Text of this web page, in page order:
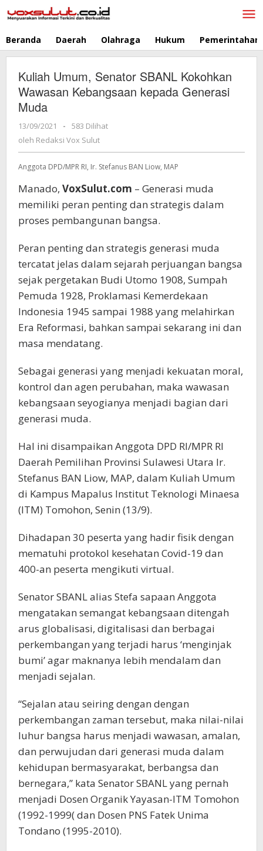
ke
Beranda Daerah Olahraga Hukum Pemerintahan
Kuliah Umum, Senator SBANL Kokohkan
Wawasan Kebangsaan kepada Generasi
Muda
13/09/2021
oleh
Redaksi
-
583 Dilihat
oleh Redaksi Vox Sulut
Anggota DPD/MPR RI, Ir. Stefanus BAN Liow, MAP
Manado, VoxSulut.com – Generasi muda
memiliki peran penting dan strategis dalam
proses pembangunan bangsa.
Peran penting dan strategis generasi muda
tercatat jelas dalam sejarah perjuangan bangsa
sejak pergetakan Budi Utomo 1908, Sumpah
Pemuda 1928, Proklamasi Kemerdekaan
Indonesia 1945 sampai 1988 yang melahirkan
Era Reformasi, bahkan sampai sekarang ini dan
masa mendatang.
Sebagai generasi yang menjadi kekuatan moral,
kontrol dan agen perubahan, maka wawasan
kebangsaan seyogianya menjadi bagian dari
generasi muda.
Hal ini disampaikan Anggota DPD RI/MPR RI
Daerah Pemilihan Provinsi Sulawesi Utara Ir.
Stefanus BAN Liow, MAP, dalam Kuliah Umum
di Kampus Mapalus Institut Teknologi Minaesa
(ITM) Tomohon, Senin (13/9).
Dihadapan 30 peserta yang hadir fisik dengan
mematuhi protokol kesehatan Covid-19 dan
400-an peserta mengikuti virtual.
Senator SBANL alias Stefa sapaan Anggota
mengatakan semangat kebangsaan ditengah
arus globalisasi, digitalisasi dan berbagai
perkembangan yang terjadi harus ‘menginjak
bumi’ agar maknanya lebih mendalam dan
menjadi sejalan.
“Sejalan atau seiring dengan dengan
perkembangan zaman tersebut, maka nilai-nilai
luhur bangsa harus menjadi wawasan, amalan,
dan perwujudan dari generasi muda dalam
kehidupan bermasyarakat, berbangsa dan
bernegara,” kata Senator SBANL yang pernah
menjadi Dosen Organik Yayasan-ITM Tomohon
(1992-1999( dan Dosen PNS Fatek Unima
Tondano (1995-2010).